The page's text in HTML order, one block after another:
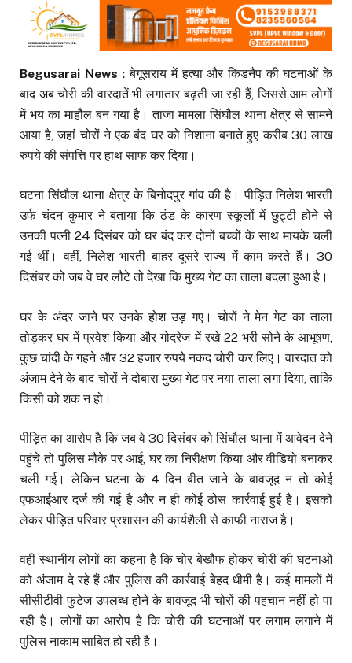
Begusarai News :बेगूसराय में हत्या और किडनैप की घटनाओं के
बाद अब चोरी की वारदातें भी लगातार बढ़ती जा रही हैं, जिससे आम लोगों
में भय का माहौल बन गया है। ताजा मामला सिंघौल थाना क्षेत्र से सामने
आया है, जहां चोरों ने एक बंद घर को निशाना बनाते हुए करीब 30 लाख
रुपये की संपत्ति पर हाथ साफ कर दिया।
घटना सिंघौल थाना क्षेत्र के बिनोदपुर गांव की है। पीड़ित निलेश भारती
उर्फ चंदन कुमार ने बताया कि ठंड के कारण स्कूलों में छुट्टी होने से
उनकी पत्नी 24 दिसंबर को घर बंद कर दोनों बच्चों के साथ मायके चली
गई थीं। वहीं, निलेश भारती बाहर दूसरे राज्य में काम करते हैं। 30
दिसंबर को जब वे घर लौटे तो देखा कि मुख्य गेट का ताला बदला हुआ है।
घर के अंदर जाने पर उनके होश उड़ गए। चोरों ने मेन गेट का ताला
तोड़कर घर में प्रवेश किया और गोदरेज में रखे 22 भरी सोने के आभूषण,
कुछ चांदी के गहने और 32 हजार रुपये नकद चोरी कर लिए। वारदात को
अंजाम देने के बाद चोरों ने दोबारा मुख्य गेट पर नया ताला लगा दिया, ताकि
किसी को शक न हो।
पीड़ित का आरोप है कि जब वे 30 दिसंबर को सिंघौल थाना में आवेदन देने
पहुंचे तो पुलिस मौके पर आई, घर का निरीक्षण किया और वीडियो बनाकर
चली गई। लेकिन घटना के 4 दिन बीत जाने के बावजूद न तो कोई
एफआईआर दर्ज की गई है और न ही कोई ठोस कार्रवाई हुई है। इसको
लेकर पीड़ित परिवार प्रशासन की कार्यशैली से काफी नाराज है।
वहीं स्थानीय लोगों का कहना है कि चोर बेखौफ होकर चोरी की घटनाओं
को अंजाम दे रहे हैं और पुलिस की कार्रवाई बेहद धीमी है। कई मामलों में
सीसीटीवी फुटेज उपलब्ध होने के बावजूद भी चोरों की पहचान नहीं हो पा
रही है। लोगों का आरोप है कि चोरी की घटनाओं पर लगाम लगाने में
पुलिस नाकाम साबित हो रही है।